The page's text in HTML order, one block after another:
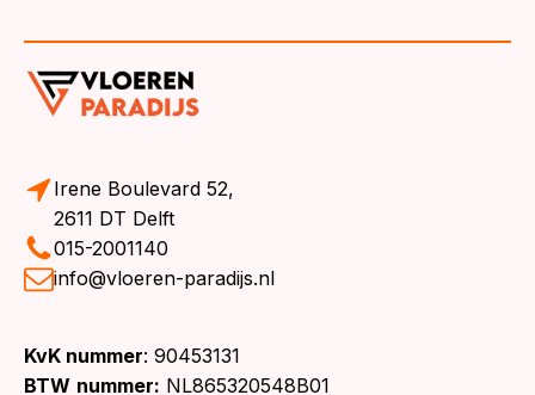
Irene Boulevard 52,
2611 DT Delft
015-2001140
info@vloeren-paradijs.nl
KvK nummer: 90453131
BTW nummer: NL865320548B01